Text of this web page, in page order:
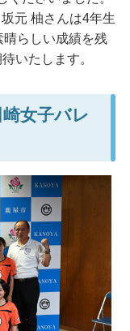
元 柚さんは4年生
らしい成績を残
いたします。
女子バレ